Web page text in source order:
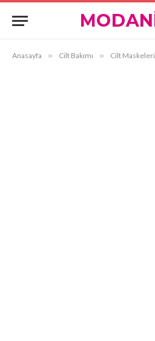
Anasayfa » Cilt Bakımı » Cilt Maskeleri